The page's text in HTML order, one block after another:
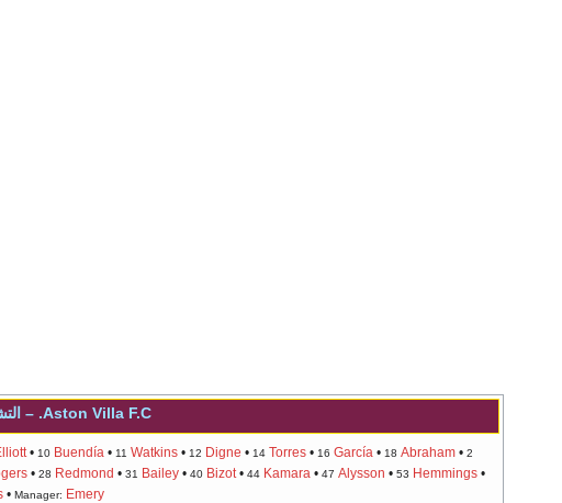
Aston Villa F.C.
–
2
• 10 Buendía • 11 Watkins• 12 Digne • 14 Torres• 16 García • 18 Abraham•
• 28 Redmond • 31 Bailey • 40 Bizot • 44 Kamara • 47 Alysson • 53 Hemmings •
• Manager: Emery